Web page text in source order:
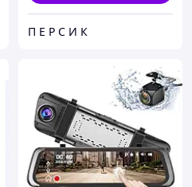
П Е Р С И К